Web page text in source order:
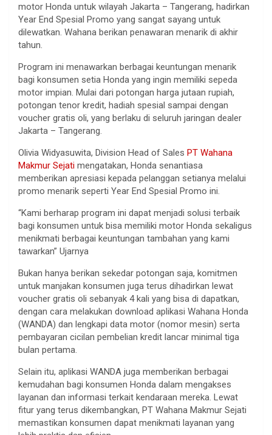
motor Honda untuk wilayah Jakarta – Tangerang, hadirkan
Year End Spesial Promo yang sangat sayang untuk
dilewatkan. Wahana berikan penawaran menarik di akhir
tahun.
Program ini menawarkan berbagai keuntungan menarik
bagi konsumen setia Honda yang ingin memiliki sepeda
motor impian. Mulai dari potongan harga jutaan rupiah,
potongan tenor kredit, hadiah spesial sampai dengan
voucher gratis oli, yang berlaku di seluruh jaringan dealer
Jakarta – Tangerang.
Olivia Widyasuwita, Division Head of Sales PT Wahana
Makmur Sejati mengatakan, Honda senantiasa
memberikan apresiasi kepada pelanggan setianya melalui
promo menarik seperti Year End Spesial Promo ini.
“Kami berharap program ini dapat menjadi solusi terbaik
bagi konsumen untuk bisa memiliki motor Honda sekaligus
menikmati berbagai keuntungan tambahan yang kami
tawarkan” Ujarnya
Bukan hanya berikan sekedar potongan saja, komitmen
untuk manjakan konsumen juga terus dihadirkan lewat
voucher gratis oli sebanyak 4 kali yang bisa di dapatkan,
dengan cara melakukan download aplikasi Wahana Honda
(WANDA) dan lengkapi data motor (nomor mesin) serta
pembayaran cicilan pembelian kredit lancar minimal tiga
bulan pertama.
Selain itu, aplikasi WANDA juga memberikan berbagai
kemudahan bagi konsumen Honda dalam mengakses
layanan dan informasi terkait kendaraan mereka. Lewat
fitur yang terus dikembangkan, PT Wahana Makmur Sejati
memastikan konsumen dapat menikmati layanan yang